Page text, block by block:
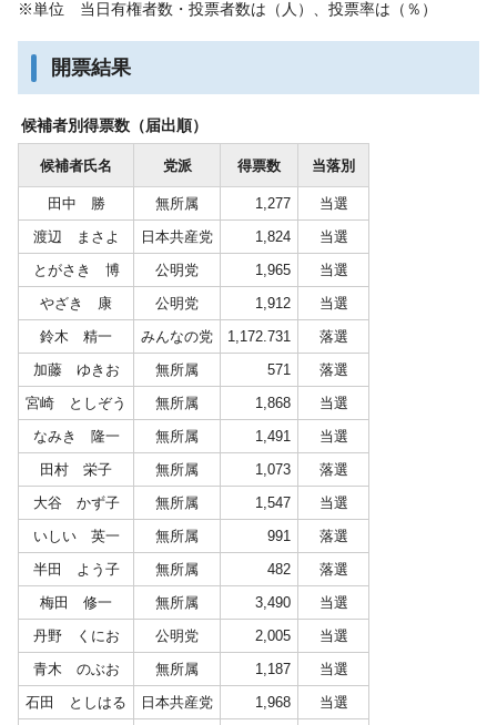
※単位 当日有権者数・投票者数は（人）、投票率は（％）
開票結果
候補者別得票数（届出順）
候補者氏名 党派 得票数 当落別
田中 勝 無所属 1,277
当選
渡辺 まさよ
日本共産党 1,824
当選
とがさき 博
公明党 1,965
当選
やざき 康
公明党 1,912
当選
鈴木 精一
みんなの党 1,172.731
落選
加藤 ゆきお
無所属 571
落選
宮崎 としぞう
無所属 1,868
当選
なみき 隆一
無所属 1,491
当選
田村 栄子
無所属 1,073
落選
大谷 かず子
無所属 1,547
当選
いしい 英一
無所属 991
落選
半田 よう子
無所属 482
落選
梅田 修一
無所属 3,490
当選
丹野 くにお
公明党 2,005
当選
青木 のぶお
無所属 1,187
当選
石田 としはる
日本共産党 1,968
当選